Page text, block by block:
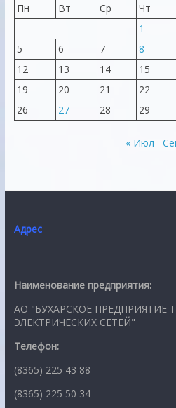
Пн Вт Ср Чт
1
5
6 7 8
12
13 14 15
19
20 21 22
26
27 28 29
« Июл
Адрес
Наименование предприятия:
АО "БУХАРСКОЕ ПРЕДПРИЯТИЕ
ЭЛЕКТРИЧЕСКИХ СЕТЕЙ"
Телефон:
(8365) 225 43 88
(8365) 225 50 34